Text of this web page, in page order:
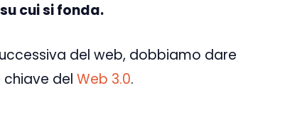
cui si fonda.
del web, dobbiamo dare
del Web 3.0.